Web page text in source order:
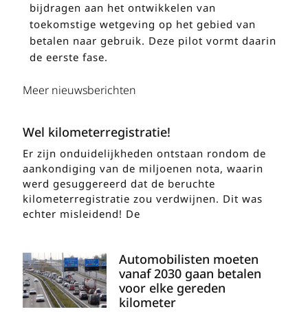
bijdragen aan het ontwikkelen van
toekomstige wetgeving op het gebied van
betalen naar gebruik. Deze pilot vormt daarin
de eerste fase.
Meer nieuwsberichten
Wel kilometerregistratie!
Er zijn onduidelijkheden ontstaan rondom de
aankondiging van de miljoenen nota, waarin
werd gesuggereerd dat de beruchte
kilometerregistratie zou verdwijnen. Dit was
echter misleidend! De
Automobilisten moeten
vanaf 2030 gaan betalen
voor elke gereden
kilometer